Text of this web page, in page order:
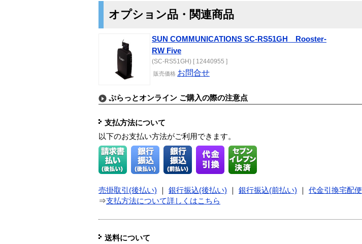
オプション品・関連商品
SUN COMMUNICATIONS SC-RS51GH Rooster-
RW Five
(SC-RS51GH) [ 12440955 ]
販売価格 お問合せ
ぷらっとオンライン ご購入の際の注意点
支払方法について
以下のお支払い方法がご利用できます。
売掛取引(後払い) 銀行振込(後払い) 銀行振込(前払い) 代金引換宅配便
⇒支払方法について詳しくはこちら
送料について